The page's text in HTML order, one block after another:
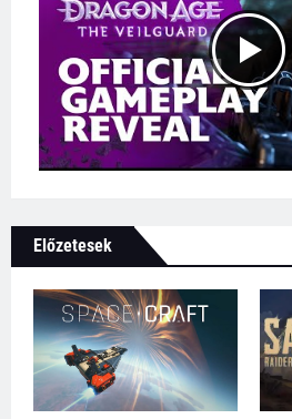
Előzetesek